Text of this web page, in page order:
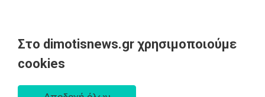
Στο dimotisnews.gr χρησιμοποιούμε
cookies
AΡΧΙΚΗ
ΕΙΔΗΣΕΙΣ